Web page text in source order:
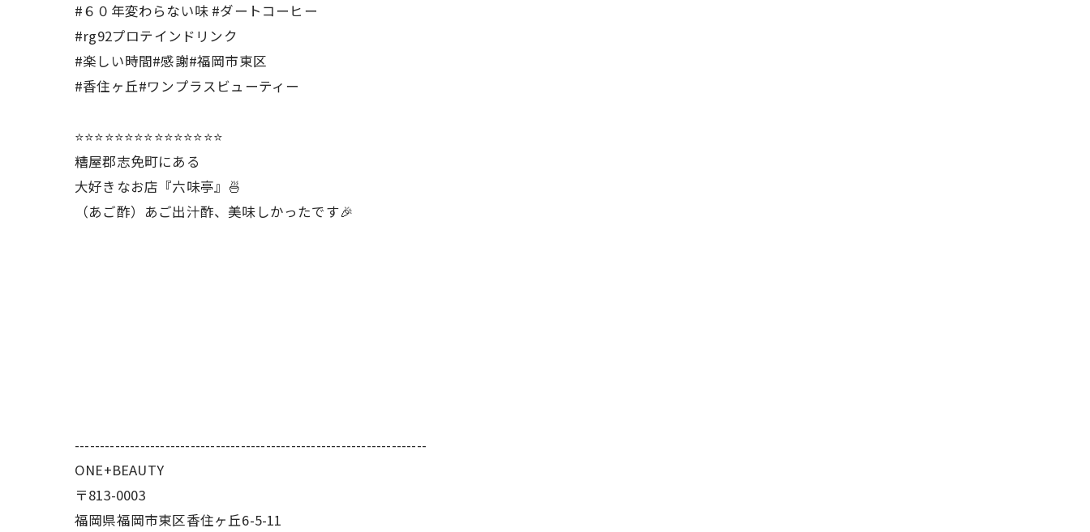
#６０年変わらない味 #ダートコーヒー
#rg92プロテインドリンク
#楽しい時間#感謝#福岡市東区
#香住ヶ丘#ワンプラスビューティー
⭐️⭐️⭐️⭐️⭐️⭐️⭐️⭐️⭐️⭐️⭐️⭐️⭐️⭐️⭐️
糟屋郡志免町にある
大好きなお店『六味亭』🍜
（あご酢）あご出汁酢、美味しかったです🎉
----------------------------------------------------------------------
ONE+BEAUTY
〒813-0003
福岡県福岡市東区香住ヶ丘6-5-11